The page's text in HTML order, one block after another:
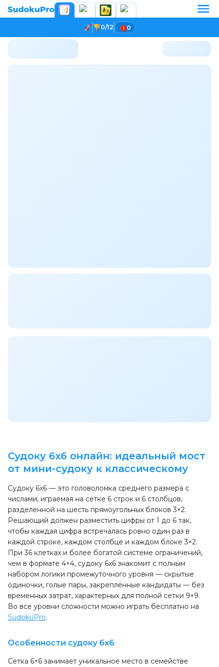
0/12 0
Судоку 6x6 онлайн: идеальный мост
от мини-судоку к классическому
Судоку 6x6 — это головоломка среднего размера с
числами, играемая на сетке 6 строк и 6 столбцов,
разделённой на шесть прямоугольных блоков 3×2.
Решающий должен разместить цифры от 1 до 6 так,
чтобы каждая цифра встречалась ровно один раз в
каждой строке, каждом столбце и каждом блоке 3×2.
При 36 клетках и более богатой системе ограничений,
чем в формате 4×4, судоку 6x6 знакомит с полным
набором логики промежуточного уровня — скрытые
одиночки, голые пары, закреплённые кандидаты — без
временных затрат, характерных для полной сетки 9×9.
Во все уровни сложности можно играть бесплатно на
SudokuPro.
Особенности судоку 6x6
Сетка 6×6 занимает уникальное место в семействе